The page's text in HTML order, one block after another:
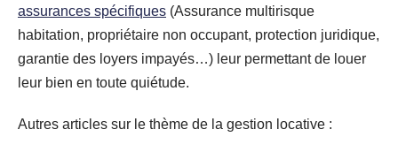
assurances spécifiques (Assurance multirisque
habitation, propriétaire non occupant, protection juridique,
garantie des loyers impayés…) leur permettant de louer
leur bien en toute quiétude.
Autres articles sur le thème de la gestion locative :